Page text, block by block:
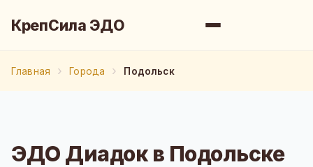
КрепСила ЭДО
Главная Города Подольск
ЭДО Диадок в Подольске